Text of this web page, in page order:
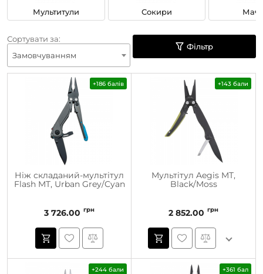
Мультитули Сокири
Сортувати за:
Замовчуванням
Фільтр
+186 балів
Ніж складаний-мультітул
Flash MT, Urban Grey/Cyan
3 726.00 грн
+143 бали
Мультітул Aegis MT,
Black/Moss
2 852.00 грн
+244 бали +361 бал